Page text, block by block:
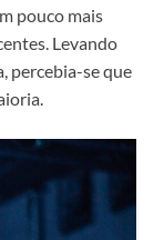
pouco mais
Levando
percebia-se que